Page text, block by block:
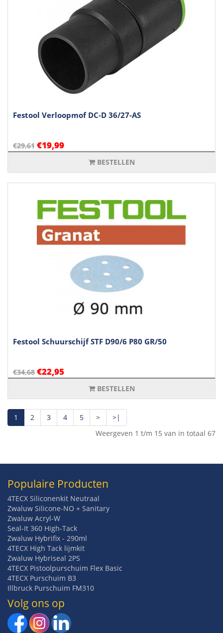
Festool Verloopmof DC-D 36/27-AS
€29,61 €19,99
BESTELLEN
Festool Schuurschijf STF D90/6 P80 GR/50
€34,68 €22,95
BESTELLEN
1 2 3 4 5 >
>|
Weergeven 1 t/m 15 van in totaal 67
Populaire Producten
4TECX Siliconenkit Neutraal
Zwaluw Silicone-NO + Sanitary
Zwaluw Acryl-W
Seal-It 360 High-Tack
Zwaluw Hybrifix - 290ml
4TECX High Tack lijmkit
Zwaluw Hybriseal 2PS
4TECX Pistoolpurschuim Flex Basic
4TECX Purschuim B3
Illbruck Purschuim FM310
Volg ons op